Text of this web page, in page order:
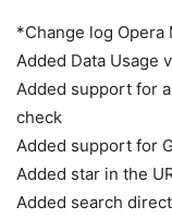
*Change log Opera
Added Data Usage
Added support for
check
Added support for
Added star in the
Added search